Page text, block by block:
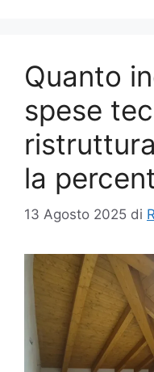
Quanto
spese
la
13 Agosto 2025 di